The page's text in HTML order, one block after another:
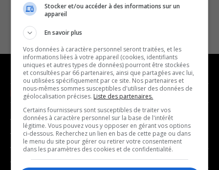
NOUVELLES
- Affaires municipales
- Communauté / Social
- Culture
- Économie
MUSIQUE
- Décompte franco
- Joué récemment
BALADOS
Stocker et/ou accéder à des informations sur un
appareil
En savoir plus
Vos données à caractère personnel seront traitées, et les
informations liées à votre appareil (cookies, identifiants
uniques et autres types de données) pourront être stockées
et consultées par 66 partenaires, ainsi que partagées avec lui,
ou utilisées spécifiquement par ce site. Nos partenaires et
nous-mêmes sommes susceptibles d'utiliser des données de
géolocalisation précises. Liste des partenaires.
Certains fournisseurs sont susceptibles de traiter vos
données à caractère personnel sur la base de l'intérêt
légitime. Vous pouvez vous y opposer en gérant vos options
ci-dessous. Recherchez un lien en bas de cette page ou dans
le menu du site pour gérer ou retirer votre consentement
dans les paramètres des cookies et de confidentialité.